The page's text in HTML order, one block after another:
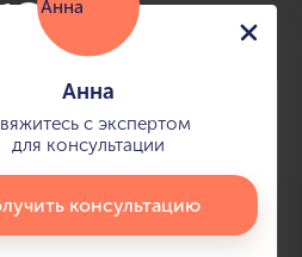
проекта
презентацию
Анна
с экспертом
для консультации
консультацию